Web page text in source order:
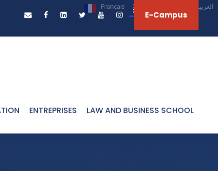
Français العربية‏
E-Campus
ENTREPRISES LAW AND BUSINESS SCHOOL